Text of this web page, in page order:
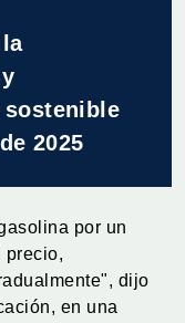
2025
por un
precio,
dijo
en una